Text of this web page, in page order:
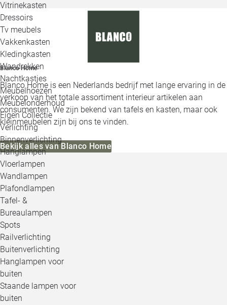
Vitrinekasten
Dressoirs
Tv meubels
Vakkenkasten
Kledingkasten
Wandrekken
Nachtkastjes
Meubelhoezen
Meubelonderhoud
Eigen Collectie
Verlichting
Binnenverlichting
Hanglampen
Vloerlampen
Wandlampen
Plafondlampen
Tafel- &
Bureaulampen
Spots
Railverlichting
Buitenverlichting
Hanglampen voor
buiten
Staande lampen voor
buiten
Blanco Home
Blanco Home is een Nederlands bedrijf met lange ervaring in de
verkoop van het totale assortiment interieur artikelen aan
consumenten. We zijn bekend van tafels en kasten, maar ook
kleinmeubelen zijn bij ons te vinden.
Bekijk alles van Blanco Home